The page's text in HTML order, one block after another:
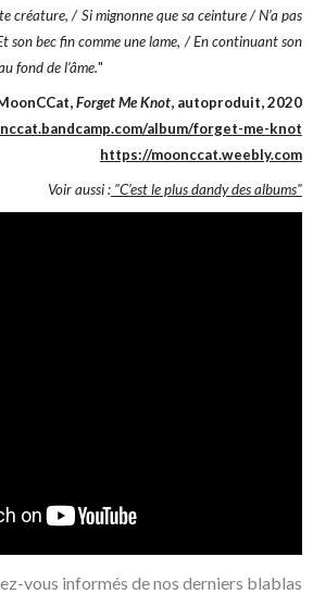
créature, / Si mignonne que sa ceinture / N’a pas
son bec fin comme une lame, / En continuant son
fond de l’âme."
Forget Me Knot, autoproduit, 2020
album/forget-me-knot
https://moonccat.weebly.com
Voir aussi :"C’est le plus dandy des albums"
vous informés de nos derniers blablas